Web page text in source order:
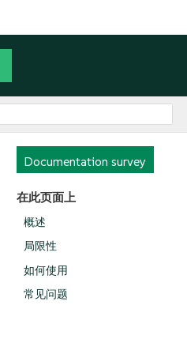
Documentation survey
在此页面上
概述
局限性
如何使用
常见问题